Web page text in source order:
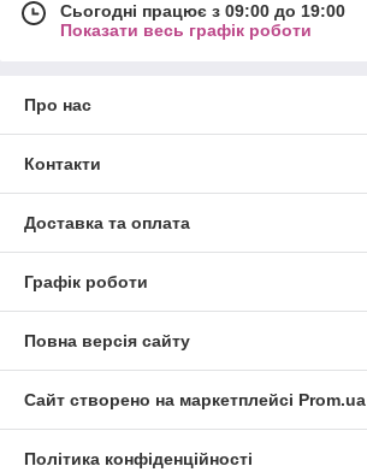
Сьогодні працює з 09:00 до 19:00
Показати весь графік роботи
Про нас
Контакти
Доставка та оплата
Графік роботи
Повна версія сайту
Сайт створено на маркетплейсі Prom.ua
Політика конфіденційності